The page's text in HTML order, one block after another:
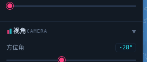
视角CAMERA ▶
方位角 -28°